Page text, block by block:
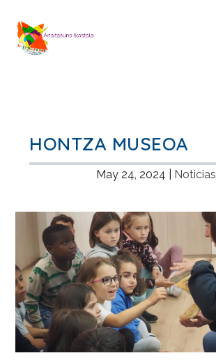
HONTZA MUSEOA
May 24, 2024 Noticias